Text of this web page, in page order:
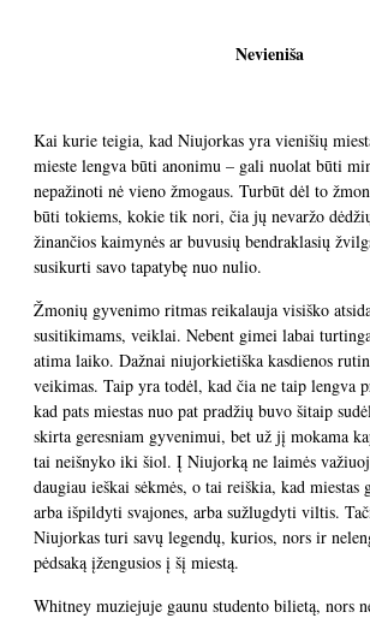
Nevieniša
Kai kurie teigia, kad Niujorkas yra vienišių
mieste lengva būti anonimu – gali nuolat būti
nepažinoti nė vieno žmogaus. Turbūt dėl to
būti tokiems, kokie tik nori, čia jų nevaržo
žinančios kaimynės ar buvusių bendraklasių
susikurti savo tapatybę nuo nulio.
Žmonių gyvenimo ritmas reikalauja visiško
susitikimams, veiklai. Nebent gimei labai
atima laiko. Dažnai niujorkietiška kasdienos
veikimas. Taip yra todėl, kad čia ne taip lengva
kad pats miestas nuo pat pradžių buvo šitaip
skirta geresniam gyvenimui, bet už jį mokama
tai neišnyko iki šiol. Į Niujorką ne laimės
daugiau ieškai sėkmės, o tai reiškia, kad miestas
arba išpildyti svajones, arba sužlugdyti viltis.
Niujorkas turi savų legendų, kurios, nors ir
pėdsaką įžengusios į šį miestą.
Whitney muziejuje gaunu studento bilietą, nors